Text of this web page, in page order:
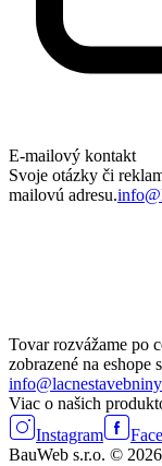
E-mailový kontakt
Svoje otázky či
mailovú adresu.
Tovar rozvážame po
zobrazené na eshope
Viac o našich
Instagram
BauWeb s.r.o. © 2026